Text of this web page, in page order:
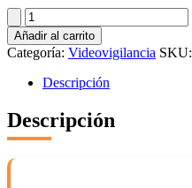
UV-
TR-
UC08-
A-
cantidad
Añadir al carrito
Categoría: Videovigilancia SKU:
Descripción
Descripción